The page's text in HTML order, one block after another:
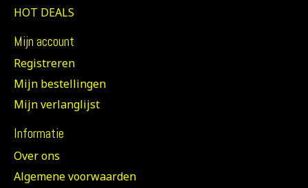
HOT DEALS
Mijn account
Registreren
Mijn bestellingen
Mijn verlanglijst
Informatie
Over ons
Algemene voorwaarden